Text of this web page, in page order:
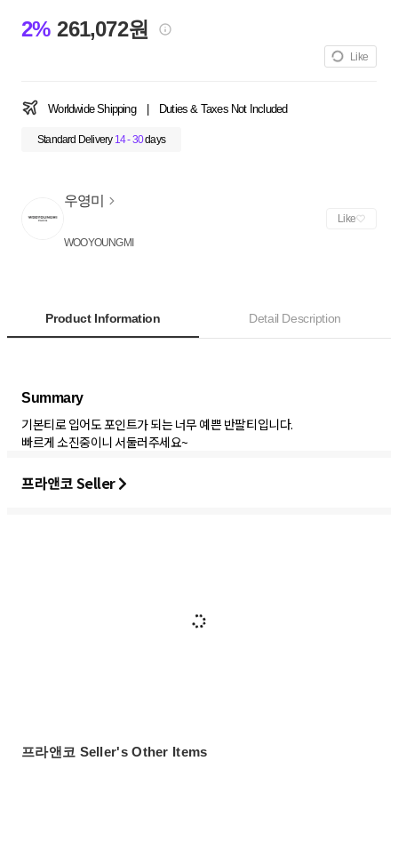
2% 261,072원
Like
Worldwide Shipping Duties & Taxes Not Included
Standard Delivery 14 - 30days
우영미
WOOYOUNGMI
Like
Product Information Detail Description
Summary
기본티로 입어도 포인트가 되는 너무 예쁜 반팔티입니다.
빠르게 소진중이니 서둘러주세요~
프라앤코 Seller
프라앤코 Seller's Other Items